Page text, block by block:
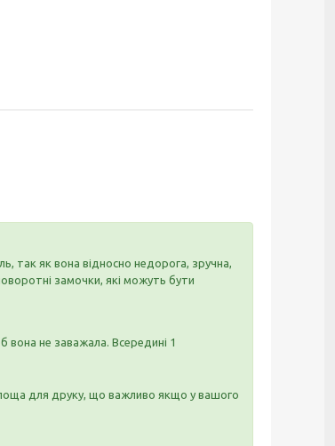
так як вона відносно недорога, зручна,
замочки, які можуть бути
вона не заважала. Всередині 1
для друку, що важливо якщо у вашого